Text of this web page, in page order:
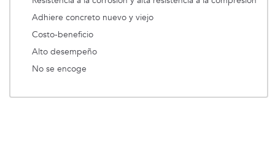
Adhiere concreto nuevo y viejo
Costo-beneficio
Alto desempeño
No se encoge